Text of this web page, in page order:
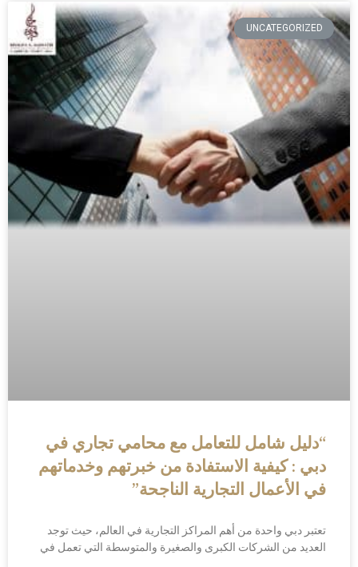
UNCATEGORIZED
“دليل شامل للتعامل مع محامي تجاري في
دبي : كيفية الاستفادة من خبرتهم وخدماتهم
في الأعمال التجارية الناجحة”
تعتبر دبي واحدة من أهم المراكز التجارية في العالم، حيث توجد
العديد من الشركات الكبرى والصغيرة والمتوسطة التي تعمل في